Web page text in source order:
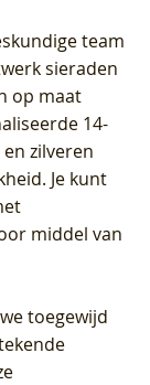
team
sieraden
op maat
14-
zilveren
Je kunt
middel van
toegewijd